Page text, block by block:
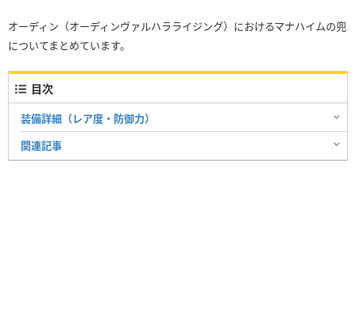
オーディン（オーディンヴァルハラライジング）におけるマナハイムの兜
についてまとめています。
目次
装備詳細（レア度・防御力）
関連記事